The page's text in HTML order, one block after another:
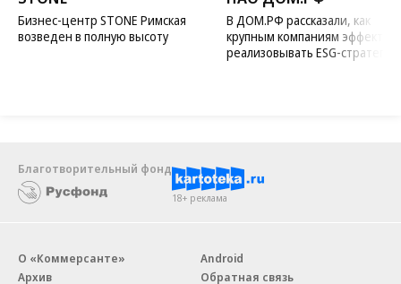
Новости компаний
07.08.2026
возведен в полную высоту
07.08.2026
В ДОМ.РФ рассказали, как
крупным компаниям